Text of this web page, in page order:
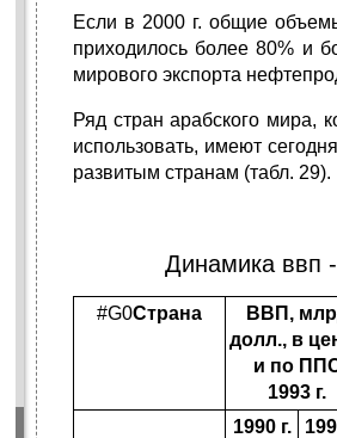
Если в 2000 г. общие
приходилось более 80% и
мирового экспорта
Ряд стран арабского мира,
использовать, имеют
развитым странам (табл. 29).
Динамика ввп -
#G0Страна
ВВП,
долл., в
и по
1993 г.
1990 г.